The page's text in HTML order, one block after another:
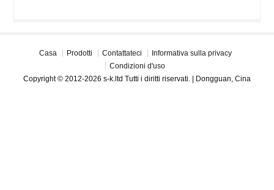
Casa Prodotti Contattateci
Informativa sulla privacy
Condizioni d'uso
Copyright © 2012-2026 s-k.ltd Tutti i diritti riservati. | Dongguan, Cina